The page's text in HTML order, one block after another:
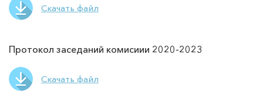
Скачать файл
Протокол заседаний комисиии 2020-2023
Скачать файл